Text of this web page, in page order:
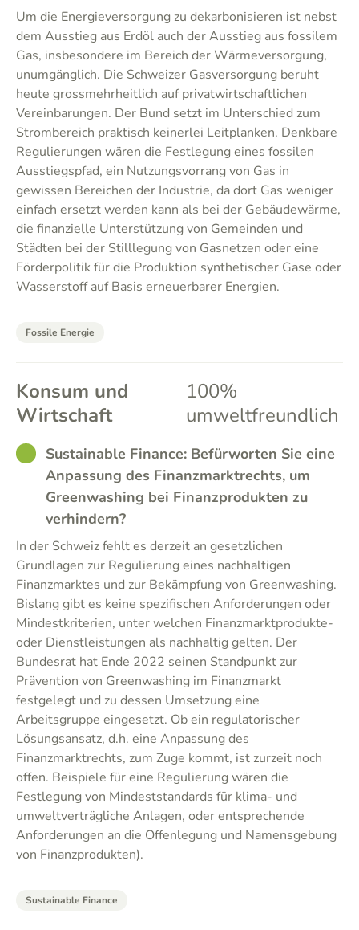
Um die Energieversorgung zu dekarbonisieren ist nebst
dem Ausstieg aus Erdöl auch der Ausstieg aus fossilem
Gas, insbesondere im Bereich der Wärmeversorgung,
unumgänglich. Die Schweizer Gasversorgung beruht
heute grossmehrheitlich auf privatwirtschaftlichen
Vereinbarungen. Der Bund setzt im Unterschied zum
Strombereich praktisch keinerlei Leitplanken. Denkbare
Regulierungen wären die Festlegung eines fossilen
Ausstiegspfad, ein Nutzungsvorrang von Gas in
gewissen Bereichen der Industrie, da dort Gas weniger
einfach ersetzt werden kann als bei der Gebäudewärme,
die finanzielle Unterstützung von Gemeinden und
Städten bei der Stilllegung von Gasnetzen oder eine
Förderpolitik für die Produktion synthetischer Gase oder
Wasserstoff auf Basis erneuerbarer Energien.
Fossile Energie
Konsum und
Wirtschaft
100%
umweltfreundlich
GOODSustainable Finance: Befürworten Sie eine
Anpassung des Finanzmarktrechts, um
Greenwashing bei Finanzprodukten zu
verhindern?
In der Schweiz fehlt es derzeit an gesetzlichen
Grundlagen zur Regulierung eines nachhaltigen
Finanzmarktes und zur Bekämpfung von Greenwashing.
Bislang gibt es keine spezifischen Anforderungen oder
Mindestkriterien, unter welchen Finanzmarktprodukte-
oder Dienstleistungen als nachhaltig gelten. Der
Bundesrat hat Ende 2022 seinen Standpunkt zur
Prävention von Greenwashing im Finanzmarkt
festgelegt und zu dessen Umsetzung eine
Arbeitsgruppe eingesetzt. Ob ein regulatorischer
Lösungsansatz, d.h. eine Anpassung des
Finanzmarktrechts, zum Zuge kommt, ist zurzeit noch
offen. Beispiele für eine Regulierung wären die
Festlegung von Mindeststandards für klima- und
umweltverträgliche Anlagen, oder entsprechende
Anforderungen an die Offenlegung und Namensgebung
von Finanzprodukten).
Sustainable Finance